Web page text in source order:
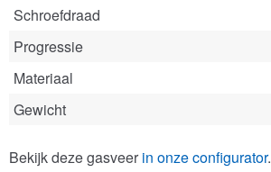
Schroefdraad
Progressie
Materiaal
Gewicht
Bekijk deze gasveer in onze configurator.